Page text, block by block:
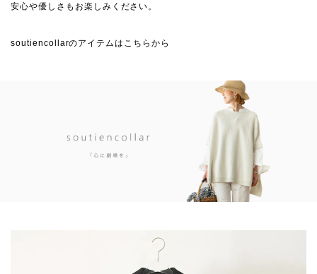
安心や優しさもお楽しみください。
soutiencollarのアイテムはこちらから